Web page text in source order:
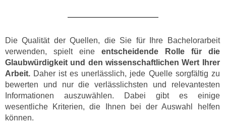
Die Qualität der Quellen, die Sie für Ihre Bachelorarbeit
verwenden, spielt eine entscheidende Rolle für die
Glaubwürdigkeit und den wissenschaftlichen Wert Ihrer
Arbeit. Daher ist es unerlässlich, jede Quelle sorgfältig zu
bewerten und nur die verlässlichsten und relevantesten
Informationen auszuwählen. Dabei gibt es einige
wesentliche Kriterien, die Ihnen bei der Auswahl helfen
können.